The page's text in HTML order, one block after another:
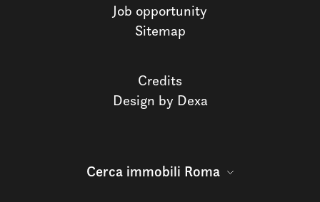
Job opportunity
Sitemap
Credits
Design by Dexa
Cerca immobili Roma